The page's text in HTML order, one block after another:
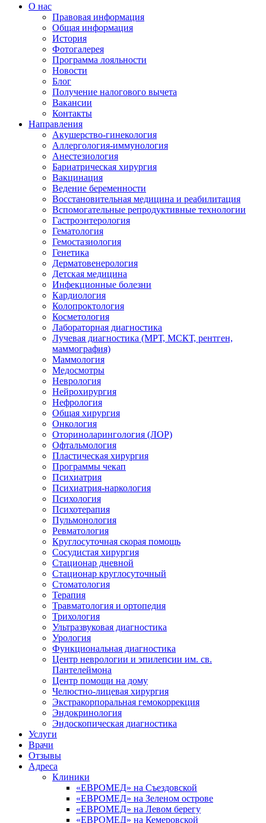
О нас
Правовая информация
Общая информация
История
Фотогалерея
Программа лояльности
Новости
Блог
Получение налогового вычета
Вакансии
Контакты
Направления
Акушерство-гинекология
Аллергология-иммунология
Анестезиология
Бариатрическая хирургия
Вакцинация
Ведение беременности
Восстановительная медицина и реабилитация
Вспомогательные репродуктивные технологии
Гастроэнтерология
Гематология
Гемостазиология
Генетика
Дерматовенерология
Детская медицина
Инфекционные болезни
Кардиология
Колопроктология
Косметология
Лабораторная диагностика
Лучевая диагностика (МРТ, МСКТ, рентген,
маммография)
Маммология
Медосмотры
Неврология
Нейрохирургия
Нефрология
Общая хирургия
Онкология
Оториноларингология (ЛОР)
Офтальмология
Пластическая хирургия
Программы чекап
Психиатрия
Психиатрия-наркология
Психология
Психотерапия
Пульмонология
Ревматология
Круглосуточная скорая помощь
Сосудистая хирургия
Стационар дневной
Стационар круглосуточный
Стоматология
Терапия
Травматология и ортопедия
Трихология
Ультразвуковая диагностика
Урология
Функциональная диагностика
Центр неврологии и эпилепсии им. св.
Пантелеймона
Центр помощи на дому
Челюстно-лицевая хирургия
Экстракорпоральная гемокоррекция
Эндокринология
Эндоскопическая диагностика
Услуги
Врачи
Отзывы
Адреса
Клиники
«ЕВРОМЕД» на Съездовской
«ЕВРОМЕД» на Зеленом острове
«ЕВРОМЕД» на Левом берегу
«ЕВРОМЕД» на Кемеровской